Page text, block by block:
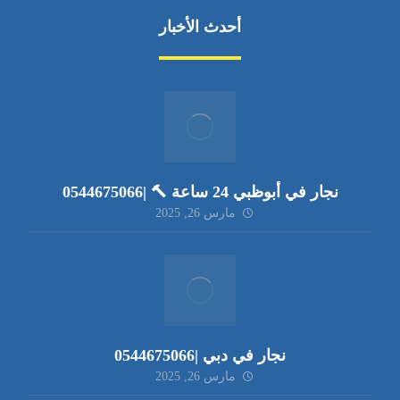
أحدث الأخبار
نجار في أبوظبي 24 ساعة 🔨 |0544675066
مارس 26, 2025
نجار في دبي |0544675066
مارس 26, 2025